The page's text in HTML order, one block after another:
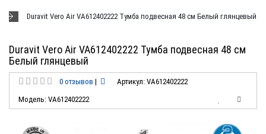
Duravit Vero Air VA612402222 Тумба подвесная 48 см Белый глянцевый
Duravit Vero Air VA612402222 Тумба подвесная 48 см
Белый глянцевый
0 отзывов |
Артикул: VA612402222
Модель: VA612402222